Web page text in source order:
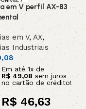
DA
em V perfil AX-83
em V,AX,
Industriais
Em até 1x de
R$ 49,08 sem juros
no cartão de crédito!
R$46,63